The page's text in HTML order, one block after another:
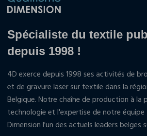
Spécialiste du textile
depuis 1998 !
4D exerce depuis 1998 ses activités de
et de gravure laser sur textile dans la
Belgique. Notre chaîne de production à la
technologie et l'expertise de notre
Dimension l'un des actuels leaders belges